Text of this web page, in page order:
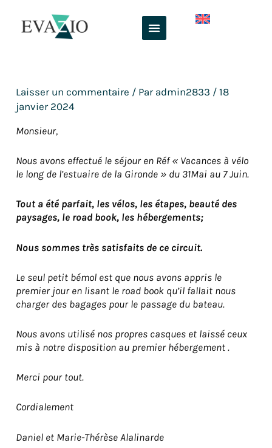
contenu
Laisser un commentaire / Par admin2833 /18
janvier 2024
Monsieur,
Nous avons effectué le séjour en Réf « Vacances à vélo
le long de l’estuaire de la Gironde » du 31Mai au 7 Juin.
Tout a été parfait, les vélos, les étapes, beauté des
paysages, le road book, les hébergements;
Nous sommes très satisfaits de ce circuit.
Le seul petit bémol est que nous avons appris le
premier jour en lisant le road book qu’il fallait nous
charger des bagages pour le passage du bateau.
Nous avons utilisé nos propres casques et laissé ceux
mis à notre disposition au premier hébergement .
Merci pour tout.
Cordialement
Daniel et Marie-Thérèse Alalinarde